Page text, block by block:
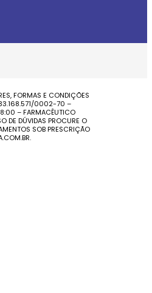
FORMAS E CONDIÇÕES
33.168.571/0002-70 –
– FARMACÊUTICO
DE DÚVIDAS PROCURE O
SOB PRESCRIÇÃO